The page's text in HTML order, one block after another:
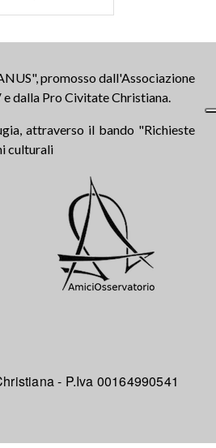
promosso dall'Associazione
dalla Pro Civitate Christiana.
attraverso il bando "Richieste
culturali
- P.Iva 00164990541